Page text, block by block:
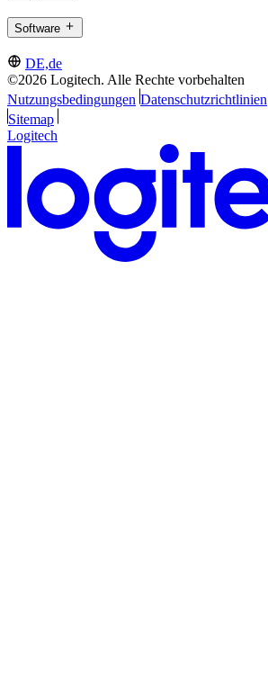
Software
DE,de
©2026 Logitech. Alle Rechte vorbehalten
Nutzungsbedingungen Datenschutzrichtlinien
Sitemap
Logitech